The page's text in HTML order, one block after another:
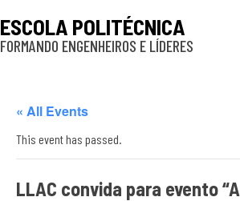
ESCOLA POLITÉCNICA
FORMANDO ENGENHEIROS E LÍDERES
« All Events
This event has passed.
LLAC convida para evento “A